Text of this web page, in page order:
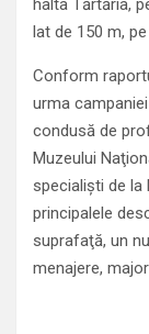
halta Tărtăria,
lat de 150 m,
Conform
urma
condusă de
Muzeului
specialişti de la
principalele
suprafaţă, un
menajere,